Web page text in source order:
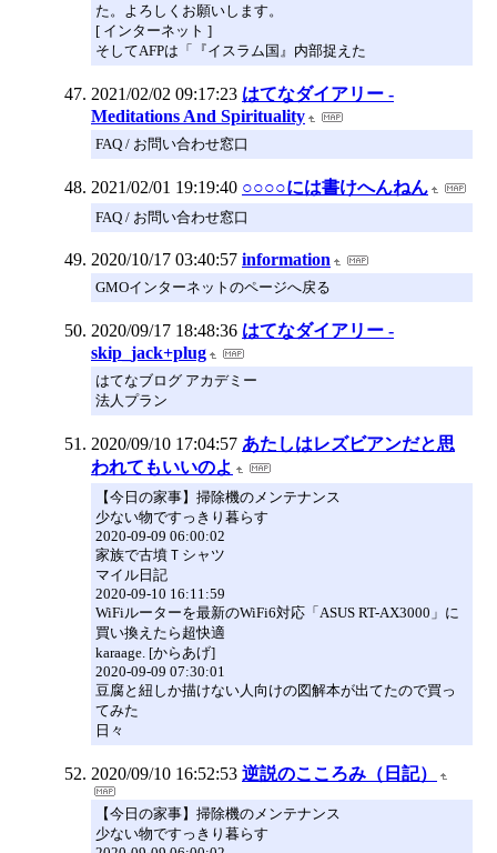
た。よろしくお願いします。
[ インターネット ]
そしてAFPは「『イスラム国』内部捉えた
2021/02/02 09:17:23 はてなダイアリー -
Meditations And Spirituality
FAQ / お問い合わせ窓口
2021/02/01 19:19:40 ○○○○には書けへんねん
FAQ / お問い合わせ窓口
2020/10/17 03:40:57 information
GMOインターネットのページへ戻る
2020/09/17 18:48:36 はてなダイアリー -
skip_jack+plug
はてなブログ アカデミー
法人プラン
2020/09/10 17:04:57 あたしはレズビアンだと思
われてもいいのよ
【今日の家事】掃除機のメンテナンス
少ない物ですっきり暮らす
2020-09-09 06:00:02
家族で古墳Ｔシャツ
マイル日記
2020-09-10 16:11:59
WiFiルーターを最新のWiFi6対応「ASUS RT-AX3000」に
買い換えたら超快適
karaage. [からあげ]
2020-09-09 07:30:01
豆腐と紐しか描けない人向けの図解本が出てたので買っ
てみた
日々
2020/09/10 16:52:53 逆説のこころみ（日記）
【今日の家事】掃除機のメンテナンス
少ない物ですっきり暮らす